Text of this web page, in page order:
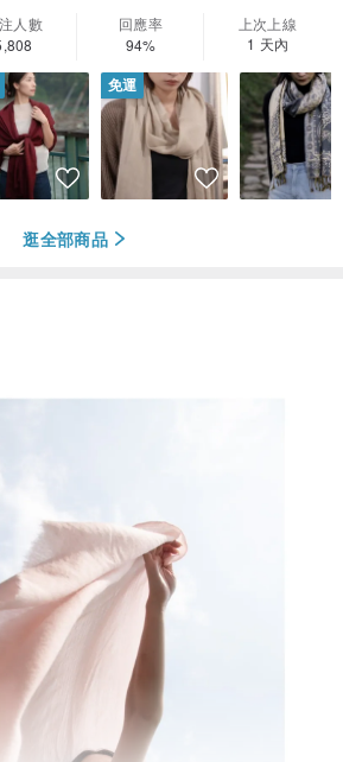
人數
回應率
94%
上次上線
1 天內
免運
逛全部商品